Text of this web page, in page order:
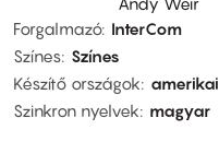
Forgalmazó InterCom
Színes Színes
Készítő országok
amerikai
Szinkron nyelvek
magyar